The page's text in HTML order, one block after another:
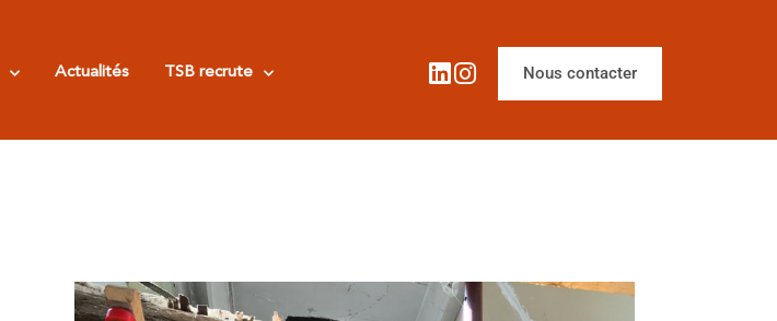
Actualités TSB recrute Nous contacter